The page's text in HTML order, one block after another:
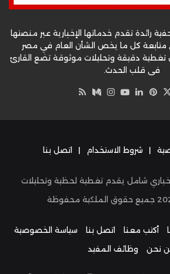
رائدة تقدم خدماتها الإخبارية عبر منصتها
على متابعة كل ما يخص الشأن العام في مصر
تغطية دقيقة وتحليلات موثوقة تضع القارئ
في قلب الحدث.
فيسبوك
‫X بينتيريست
لينكدإن‫YouTube
انستقرام
وسط
| شروط الاستخدام | اتصل بنا
شامل يقدم تغطية لحظية وتحليلات
جميع حقوق الملكية محفوظة
أكتب معنا اتصل بنا
سياسة الخصوصية
نحن
وظائف المفيد